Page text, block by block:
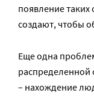
появление
создают, чтобы
Еще одна
распределенной
– нахождение